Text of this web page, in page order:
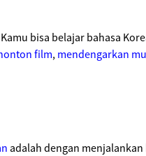
bisa belajar bahasa
film, mendengarkan
adalah dengan